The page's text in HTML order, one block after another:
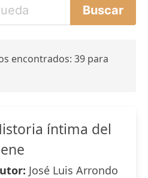
encontrados: 39 para
íntima del
José Luis Arrondo